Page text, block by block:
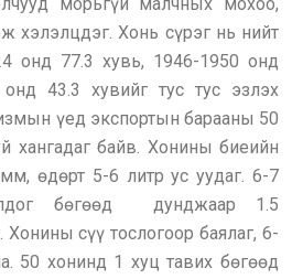
хэлэлцдэг. Хонь сүрэг нь нийт
онд 77.3 хувь, 1946-1950 онд
43.3 хувийг тус тус эзлэх
үед экспортын барааны 50
хангадаг байв. Хонины биеийн
өдөрт 5-6 литр ус уудаг. 6-7
бөгөөд дунджаар 1.5
сүү тослогоор баялаг, 6-
50 хонинд 1 хуц тавих бөгөөд